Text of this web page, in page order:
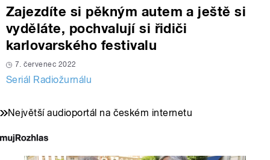
Zajezdíte si pěkným autem a ještě si
vyděláte, pochvalují si řidiči
karlovarského festivalu
7. červenec 2022
Seriál Radiožurnálu
Největší audioportál na českém internetu